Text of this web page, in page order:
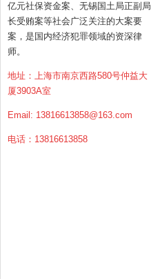
亿元社保资金案、无锡国土局正副局
长受贿案等社会广泛关注的大案要
案，是国内经济犯罪领域的资深律
师。
地址：上海市南京西路580号仲益大
厦3903A室
Email: 13816613858@163.com
电话：13816613858